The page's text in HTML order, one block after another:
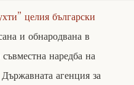
целия български
и обнародвана в
наредба на
агенция за